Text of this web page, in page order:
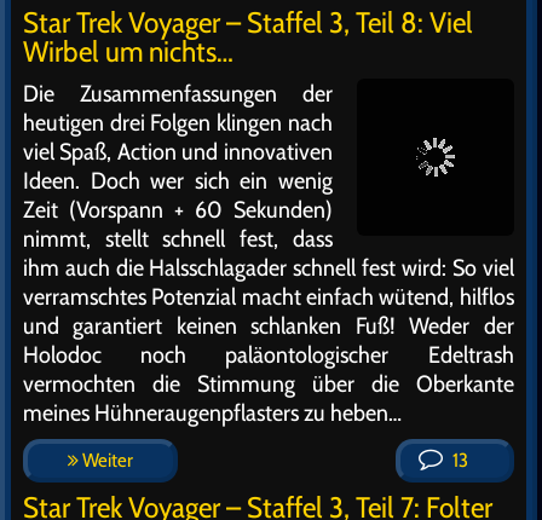
Star Trek Voyager – Staffel 3, Teil 8: Viel
Wirbel um nichts…
Die Zusammenfassungen der
heutigen drei Folgen klingen nach
viel Spaß, Action und innovativen
Ideen. Doch wer sich ein wenig
Zeit (Vorspann + 60 Sekunden)
nimmt, stellt schnell fest, dass
ihm auch die Halsschlagader schnell fest wird: So viel
verramschtes Potenzial macht einfach wütend, hilflos
und garantiert keinen schlanken Fuß! Weder der
Holodoc noch paläontologischer Edeltrash
vermochten die Stimmung über die Oberkante
meines Hühneraugenpflasters zu heben…
Weiter 13
Star Trek Voyager – Staffel 3, Teil 7: Folter